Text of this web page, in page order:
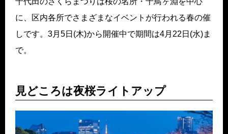
に、区内各所でさまざまなイベントが行われる春の催
しです。3月5日(木)から開催中で期間は4月22日(水)ま
で。
見どころは夜桜ライトアップ